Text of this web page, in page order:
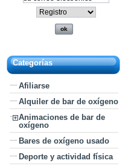
Categorías
Afiliarse
Alquiler de bar de oxígeno
Animaciones de bar de
oxígeno
Bares de oxígeno usado
Deporte y actividad física